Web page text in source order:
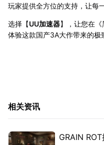
玩家提供全方位的支持，让每
选择【UU加速器】，让您在
体验这款国产3A大作带来的极
相关资讯
GRAIN